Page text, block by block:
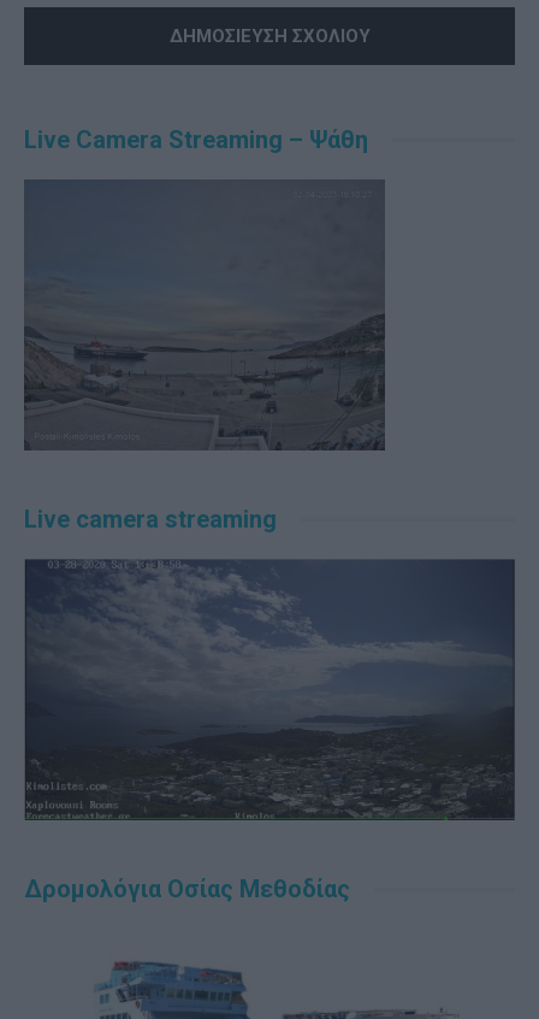
Live Camera Streaming – Ψάθη
Live camera streaming
Δρομολόγια Οσίας Μεθοδίας